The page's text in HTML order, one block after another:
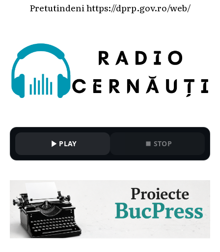
Pretutindeni https://dprp.gov.ro/web/
PLAY STOP